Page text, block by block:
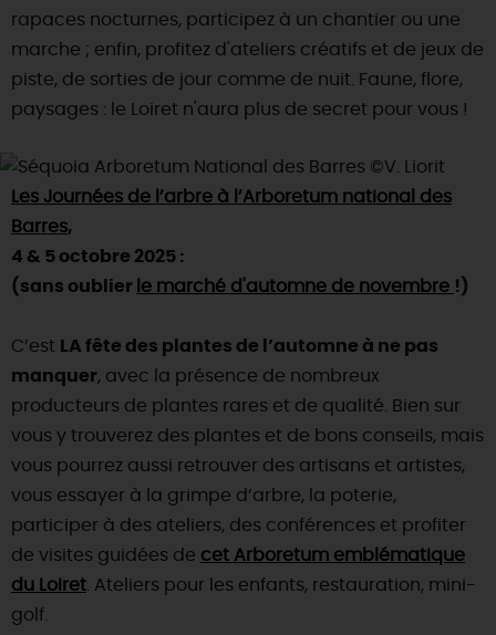
rapaces nocturnes, participez à un chantier ou une
marche ; enfin, profitez d'ateliers créatifs et de jeux de
piste, de sorties de jour comme de nuit. Faune, flore,
paysages : le Loiret n'aura plus de secret pour vous !
Les Journées de l’arbre à l’Arboretum national des
Barres,
4 & 5 octobre 2025 :
(sans oublier le marché d'automne de novembre !)
C’est LA fête des plantes de l’automne à ne pas
manquer, avec la présence de nombreux
producteurs de plantes rares et de qualité. Bien sur
vous y trouverez des plantes et de bons conseils, mais
vous pourrez aussi retrouver des artisans et artistes,
vous essayer à la grimpe d’arbre, la poterie,
participer à des ateliers, des conférences et profiter
de visites guidées de cet Arboretum emblématique
du Loiret . Ateliers pour les enfants, restauration, mini-
golf.